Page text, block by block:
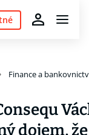
Finance a
dojem,